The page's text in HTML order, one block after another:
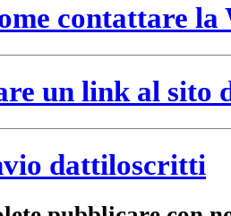
contattare
un link al sito
dattiloscritti